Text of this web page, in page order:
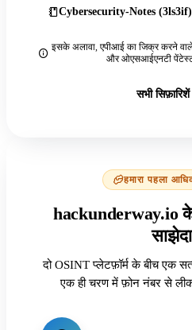
Cybersecurity-Notes (3ls3if)
इसके अलावा, एपीआई का जिक्र करने वाले
और ओएसआईएनटी पेंटेस्ट
सभी
हमारा पहला
hackunderway.io
दो OSINT प्लेटफ़ॉर्म के बीच एक
एक ही चरण में फ़ोन नंबर से